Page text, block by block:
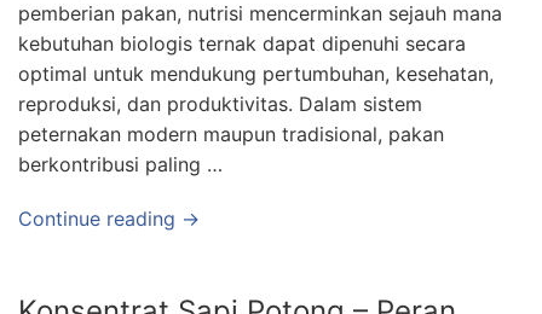
pemberian pakan, nutrisi mencerminkan sejauh mana
kebutuhan biologis ternak dapat dipenuhi secara
optimal untuk mendukung pertumbuhan, kesehatan,
reproduksi, dan produktivitas. Dalam sistem
peternakan modern maupun tradisional, pakan
berkontribusi paling …
Continue reading →